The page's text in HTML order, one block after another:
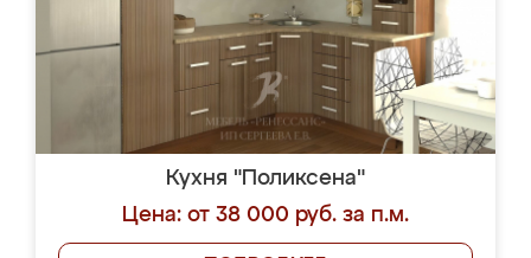
Кухня "Поликсена"
Цена: от 38 000 руб. за п.м.